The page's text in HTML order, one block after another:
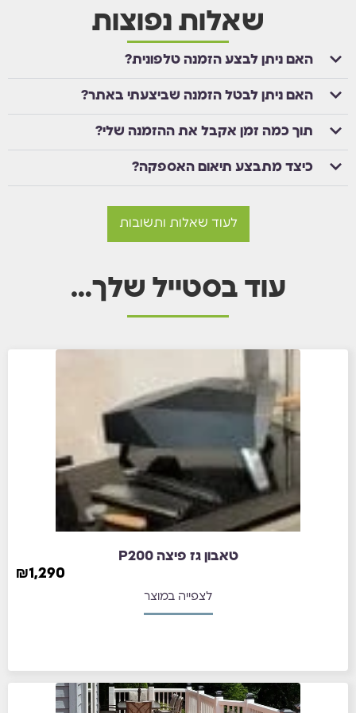
שאלות נפוצות
האם ניתן לבצע הזמנה טלפונית?
האם ניתן לבטל הזמנה שביצעתי באתר?
תוך כמה זמן אקבל את ההזמנה שלי?
כיצד מתבצע תיאום האספקה?
לעוד שאלות ותשובות
עוד בסטייל שלך…
טאבון גז פיצה P200
₪1,290
לצפייה במוצר